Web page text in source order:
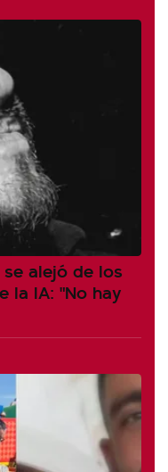
alejó de los
la IA: "No hay